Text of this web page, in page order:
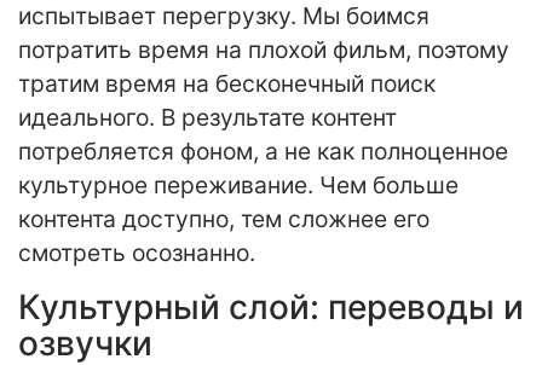
испытывает перегрузку. Мы боимся
потратить время на плохой фильм, поэтому
тратим время на бесконечный поиск
идеального. В результате контент
потребляется фоном, а не как полноценное
культурное переживание. Чем больше
контента доступно, тем сложнее его
смотреть осознанно.
Культурный слой: переводы и
озвучки